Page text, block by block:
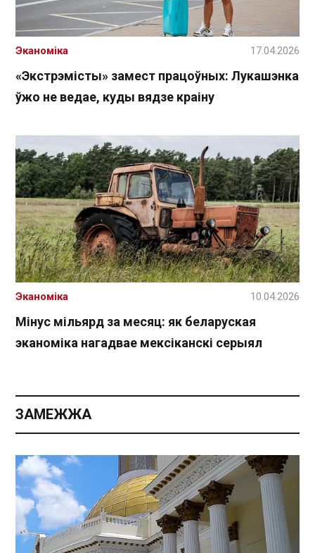
«Экстрэмісты» замест працоўных: Лукашэнка
ўжо не ведае, куды вядзе краіну
Эканоміка 17.04.2026
Мінус мільярд за месяц: як беларуская
эканоміка нагадвае мексіканскі серыял
Эканоміка 10.04.2026
ЗАМЕЖЖА